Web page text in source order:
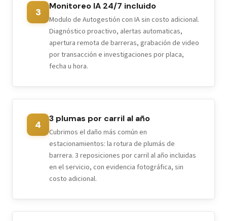
3
Monitoreo IA 24/7 incluido
Modulo de Autogestión con IA sin costo adicional.
Diagnóstico proactivo, alertas automaticas,
apertura remota de barreras, grabación de video
por transacción e investigaciones por placa,
fecha u hora.
4
3 plumas por carril al año
Cubrimos el daño más común en
estacionamientos: la rotura de plumás de
barrera. 3 reposiciones por carril al año incluidas
en el servicio, con evidencia fotográfica, sin
costo adicional.